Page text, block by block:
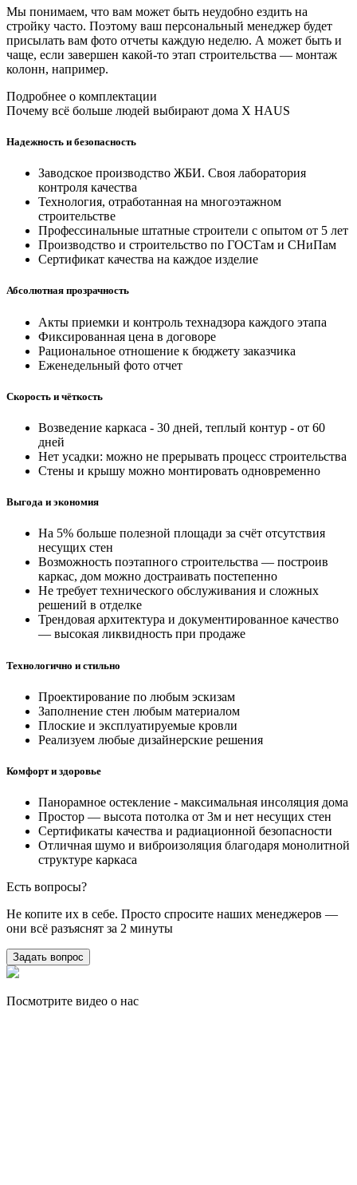
Мы понимаем, что вам может быть неудобно ездить на
стройку часто. Поэтому ваш персональный менеджер будет
присылать вам фото отчеты каждую неделю. А может быть и
чаще, если завершен какой-то этап строительства — монтаж
колонн, например.
Подробнее о комплектации
Почему всё больше людей выбирают дома X HAUS
Надежность и безопасность
Заводское производство ЖБИ. Своя лаборатория
контроля качества
Технология, отработанная на многоэтажном
строительстве
Профессинальные штатные строители с опытом от 5 лет
Производство и строительство по ГОСТам и СНиПам
Сертификат качества на каждое изделие
Абсолютная прозрачность
Акты приемки и контроль технадзора каждого этапа
Фиксированная цена в договоре
Рациональное отношение к бюджету заказчика
Еженедельный фото отчет
Скорость и чёткость
Возведение каркаса - 30 дней, теплый контур - от 60
дней
Нет усадки: можно не прерывать процесс строительства
Стены и крышу можно монтировать одновременно
Выгода и экономия
На 5% больше полезной площади за счёт отсутствия
несущих стен
Возможность поэтапного строительства — построив
каркас, дом можно достраивать постепенно
Не требует технического обслуживания и сложных
решений в отделке
Трендовая архитектура и документированное качество
— высокая ликвидность при продаже
Технологично и стильно
Проектирование по любым эскизам
Заполнение стен любым материалом
Плоские и эксплуатируемые кровли
Реализуем любые дизайнерские решения
Комфорт и здоровье
Панорамное остекление - максимальная инсоляция дома
Простор — высота потолка от 3м и нет несущих стен
Сертификаты качества и радиационной безопасности
Отличная шумо и виброизоляция благодаря монолитной
структуре каркаса
Есть вопросы?
Не копите их в себе. Просто спросите наших менеджеров —
они всё разъяснят за 2 минуты
Задать вопрос
Посмотрите видео о нас